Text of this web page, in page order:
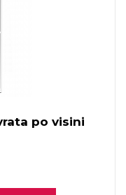
po visini